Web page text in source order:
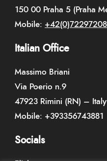
150 00 Praha 5 (Praha
Mobile:
Italian Office
Massimo Briani
Via Poerio n.9
47923 Rimini (RN) – Italy
Mobile: +393356743881
Socials